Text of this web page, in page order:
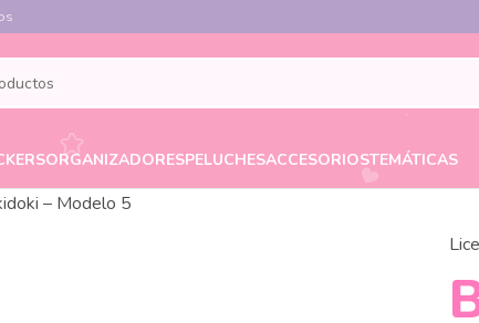
ORGANIZADORESPELUCHESACCESORIOSTEMÁTICAS
– Modelo 5